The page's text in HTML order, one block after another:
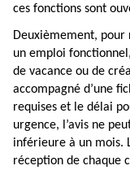
ces fonctions sont
Deuxièmement,
un emploi
de vacance ou de
accompagné d’une
requises et le délai
urgence, l’avis ne
inférieure à un mois.
réception de chaque